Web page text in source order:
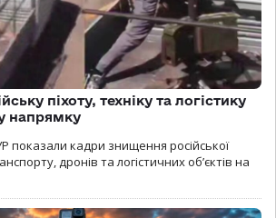
піхоту, техніку та логістику
напрямку
показали кадри знищення російської
дронів та логістичних об’єктів на